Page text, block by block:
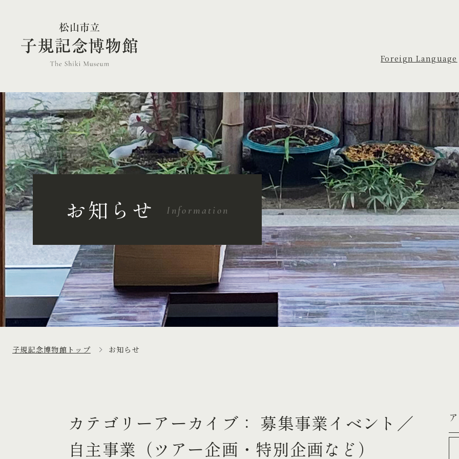
Foreign Language
お知らせ Information
子規記念博物館トップ お知らせ
カテゴリーアーカイブ： 募集事業イベント／
自主事業（ツアー企画・特別企画など）